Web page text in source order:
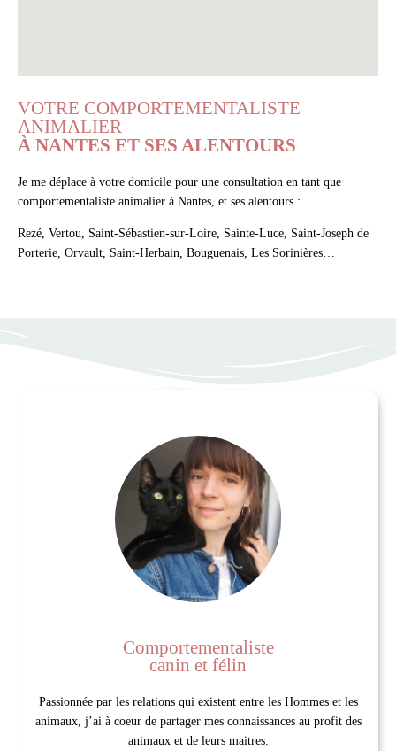
VOTRE COMPORTEMENTALISTE
ANIMALIER
À NANTES ET SES ALENTOURS
Je me déplace à votre domicile pour une consultation en tant que
comportementaliste animalier à Nantes, et ses alentours :
Rezé, Vertou, Saint-Sébastien-sur-Loire, Sainte-Luce, Saint-Joseph de
Porterie, Orvault, Saint-Herbain, Bouguenais, Les Sorinières…
Comportementaliste
canin et félin
Passionnée par les relations qui existent entre les Hommes et les
animaux, j’ai à coeur de partager mes connaissances au profit des
animaux et de leurs maitres.